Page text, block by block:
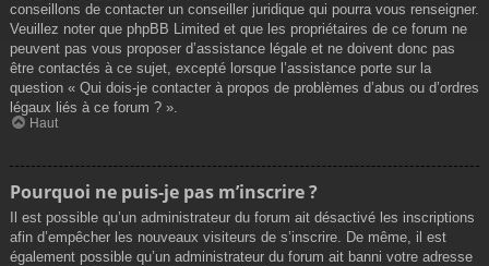
conseillons de contacter un conseiller juridique qui pourra vous renseigner.
Veuillez noter que phpBB Limited et que les propriétaires de ce forum ne
peuvent pas vous proposer d’assistance légale et ne doivent donc pas
être contactés à ce sujet, excepté lorsque l’assistance porte sur la
question « Qui dois-je contacter à propos de problèmes d’abus ou d’ordres
légaux liés à ce forum ? ».
Haut
Pourquoi ne puis-je pas m’inscrire ?
Il est possible qu’un administrateur du forum ait désactivé les inscriptions
afin d’empêcher les nouveaux visiteurs de s’inscrire. De même, il est
également possible qu’un administrateur du forum ait banni votre adresse